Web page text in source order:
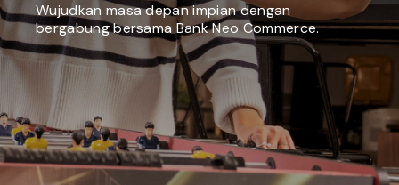
Wujudkan masa depan impian dengan
bergabung bersama Bank Neo Commerce.